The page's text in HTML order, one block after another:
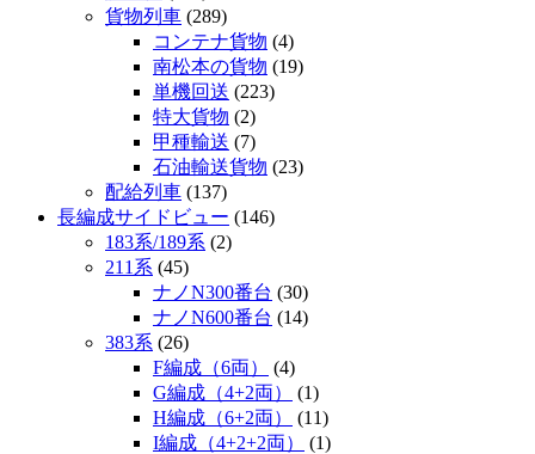
貨物列車 (289)
コンテナ貨物 (4)
南松本の貨物 (19)
単機回送 (223)
特大貨物 (2)
甲種輸送 (7)
石油輸送貨物 (23)
配給列車 (137)
長編成サイドビュー (146)
183系/189系 (2)
211系 (45)
ナノN300番台 (30)
ナノN600番台 (14)
383系 (26)
F編成（6両）
(4)
G編成（4+2両）
(1)
H編成（6+2両）
(11)
I編成（4+2+2両）
(1)